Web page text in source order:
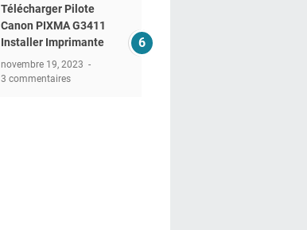
Télécharger Pilote
Canon PIXMA G3411
Installer Imprimante
novembre 19, 2023
3 commentaires